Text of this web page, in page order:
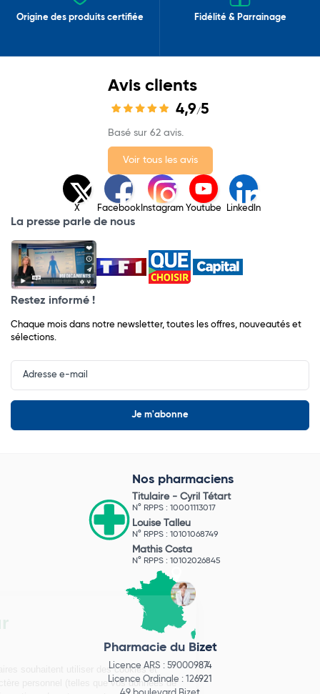
Origine des produits certifiée Fidélité & Parrainage
Avis clients
4,9/5
Basé sur 62 avis.
Voir tous les avis
X Facebook Instagram Youtube LinkedIn
La presse parle de nous
Restez informé !
Chaque mois dans notre newsletter, toutes les offres, nouveautés et
sélections.
Input
Newsletter
Nos pharmaciens
Titulaire - Cyril Tétart
N° RPPS : 10001113017
Louise Talleu
N° RPPS : 10101068749
Mathis Costa
N° RPPS : 10102026845
Pharmacie du Bizet
Licence ARS : 590009874
Licence Ordinale : 126921